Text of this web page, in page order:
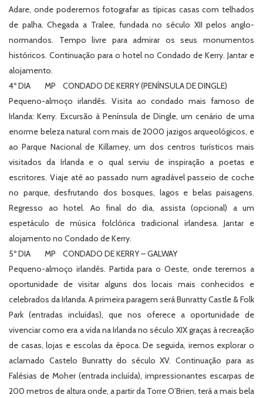
Adare, onde poderemos fotografar as típicas casas com telhados
de palha. Chegada a Tralee, fundada no século XII pelos anglo-
normandos. Tempo livre para admirar os seus monumentos
históricos. Continuação para o hotel no Condado de Kerry. Jantar e
alojamento.
4º DIA MP CONDADO DE KERRY (PENÍNSULA DE DINGLE)
Pequeno-almoço irlandês. Visita ao condado mais famoso de
Irlanda: Kerry. Excursão à Península de Dingle, um cenário de uma
enorme beleza natural com mais de 2000 jazigos arqueológicos, e
ao Parque Nacional de Killarney, um dos centros turísticos mais
visitados da Irlanda e o qual serviu de inspiração a poetas e
escritores. Viaje até ao passado num agradável passeio de coche
no parque, desfrutando dos bosques, lagos e belas paisagens.
Regresso ao hotel. Ao final do dia, assista (opcional) a um
espetáculo de música folclórica tradicional irlandesa. Jantar e
alojamento no Condado de Kerry.
5º DIA MP CONDADO DE KERRY – GALWAY
Pequeno-almoço irlandês. Partida para o Oeste, onde teremos a
oportunidade de visitar alguns dos locais mais conhecidos e
celebrados da Irlanda. A primeira paragem será Bunratty Castle & Folk
Park (entradas incluídas), que nos oferece a oportunidade de
vivenciar como era a vida na Irlanda no século XIX graças à recreação
de casas, lojas e escolas da época. De seguida, iremos explorar o
aclamado Castelo Bunratty do século XV. Continuação para as
Falésias de Moher (entrada incluída), impressionantes escarpas de
200 metros de altura onde, a partir da Torre O’Brien, terá a mais bela